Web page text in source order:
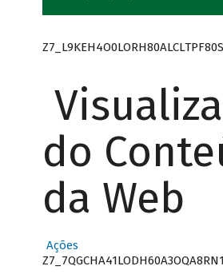
do
da Web
Ações